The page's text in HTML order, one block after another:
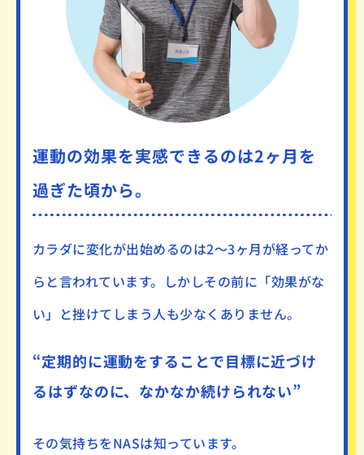
運動の効果を実感できるのは2ヶ月を
過ぎた頃から。
カラダに変化が出始めるのは2～3ヶ月が経ってか
らと言われています。 しかしその前に「効果がな
い」と挫けてしまう人も少なくありません。
“定期的に運動をすることで目標に近づけ
るはずなのに、なかなか続けられない”
その気持ちをNASは知っています。